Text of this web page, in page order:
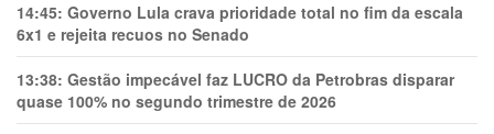
14:45: Governo Lula crava prioridade total no fim da escala
6x1 e rejeita recuos no Senado
13:38: Gestão impecável faz LUCRO da Petrobras disparar
quase 100% no segundo trimestre de 2026